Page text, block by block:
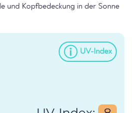
und Kopfbedeckung in der Sonne
UV-Index